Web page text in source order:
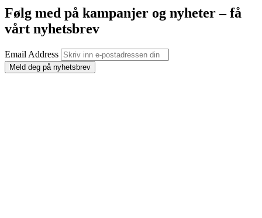
Følg med på kampanjer og nyheter – få
vårt nyhetsbrev
Email Address
Meld deg på nyhetsbrev